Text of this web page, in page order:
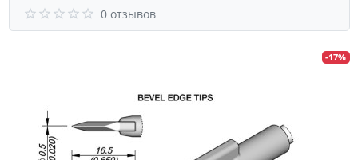
0 отзывов
-17%